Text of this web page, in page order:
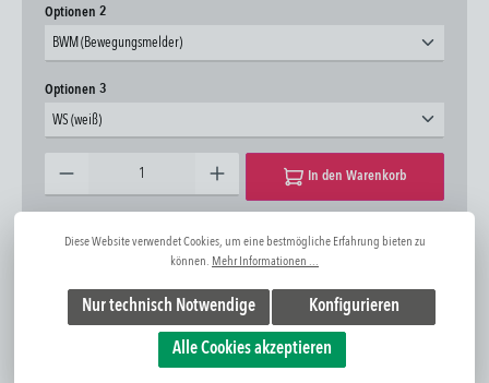
Optionen 2
BWM (Bewegungsmelder)
Optionen 3
WS (weiß)
In den Warenkorb
Zum Merkzettel hinzufügen Frage zum Artikel
Diese Website verwendet Cookies, um eine bestmögliche Erfahrung bieten zu
können. Mehr Informationen ...
Nur technisch Notwendige Konfigurieren
Alle Cookies akzeptieren